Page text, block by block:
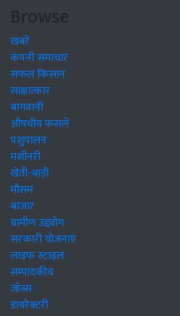
Browse
खबरें
कंपनी समाचार
सफल किसान
साक्षात्कार
बागवानी
औषधीय फसलें
पशुपालन
मशीनरी
खेती-बाड़ी
मौसम
बाजार
ग्रामीण उद्द्योग
सरकारी योजनाएं
लाइफ स्टाइल
सम्पादकीय
जॉब्स
डायरेक्टरी